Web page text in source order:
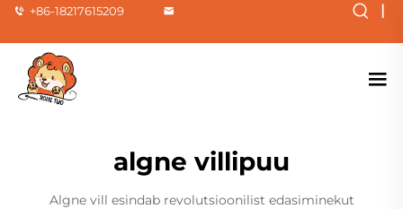
+86-18217615209 |
algne villipuu
Algne vill esindab revolutsioonilist edasiminekut